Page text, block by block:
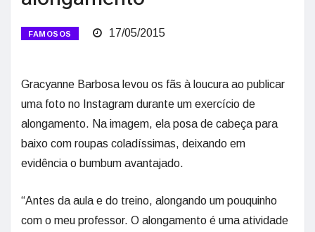
FAMOSOS 17/05/2015
Gracyanne Barbosa levou os fãs à loucura ao publicar
uma foto no Instagram durante um exercício de
alongamento. Na imagem, ela posa de cabeça para
baixo com roupas coladíssimas, deixando em
evidência o bumbum avantajado.
“Antes da aula e do treino, alongando um pouquinho
com o meu professor. O alongamento é uma atividade